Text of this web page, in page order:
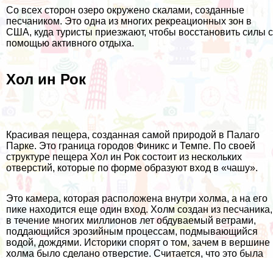
Со всех сторон озеро окружено скалами, созданные
песчаником. Это одна из многих рекреационных зон в
США, куда туристы приезжают, чтобы восстановить силы с
помощью активного отдыха.
Хол ин Рок
Красивая пещера, созданная самой природой в Палаго
Парке. Это граница городов Финикс и Темпе. По своей
структуре пещера Хол ин Рок состоит из нескольких
отверстий, которые по форме образуют вход в «чашу».
Это камера, которая расположена внутри холма, а на его
пике находится еще один вход. Холм создан из песчаника,
в течение многих миллионов лет обдуваемый ветрами,
поддающийся эрозийным процессам, подмывающийся
водой, дождями. Историки спорят о том, зачем в вершине
холма было сделано отверстие. Считается, что это была